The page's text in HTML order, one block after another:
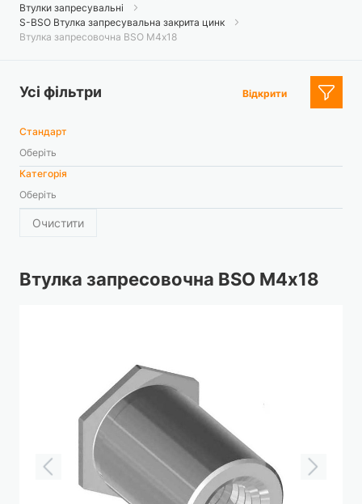
Втулки запресувальні
S-BSO Втулка запресувальна закрита цинк
Втулка запресовочна BSO М4х18
Усі фільтри Відкрити
Стандарт
Оберіть
Категорія
Оберіть
Очистити
Втулка запресовочна BSO М4х18